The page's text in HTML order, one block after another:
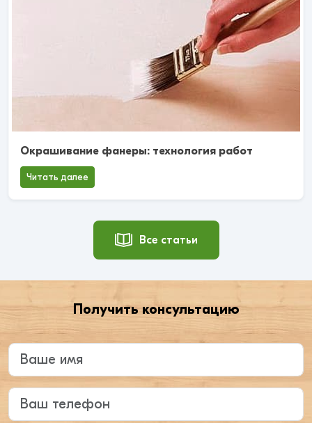
Окрашивание фанеры: технология работ
Читать далее
Все статьи
Получить консультацию
Введите ваше имя
Ваш телефон